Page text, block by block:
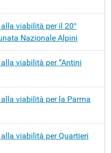
viabilità per il 20°
Nazionale Alpini
viabilità per “Antini
viabilità per la Parma
viabilità per Quartieri